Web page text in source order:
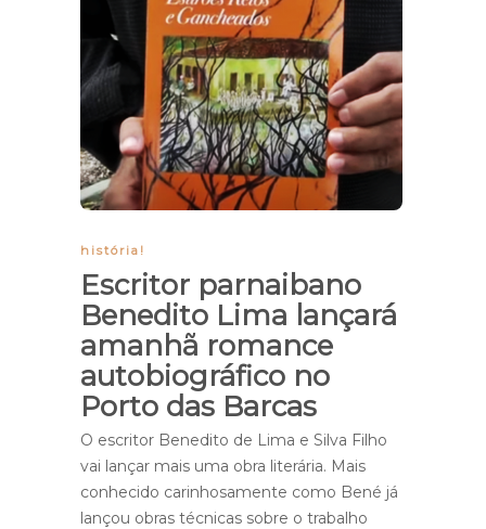
história!
Escritor parnaibano
Benedito Lima lançará
amanhã romance
autobiográfico no
Porto das Barcas
O escritor Benedito de Lima e Silva Filho
vai lançar mais uma obra literária. Mais
conhecido carinhosamente como Bené já
lançou obras técnicas sobre o trabalho